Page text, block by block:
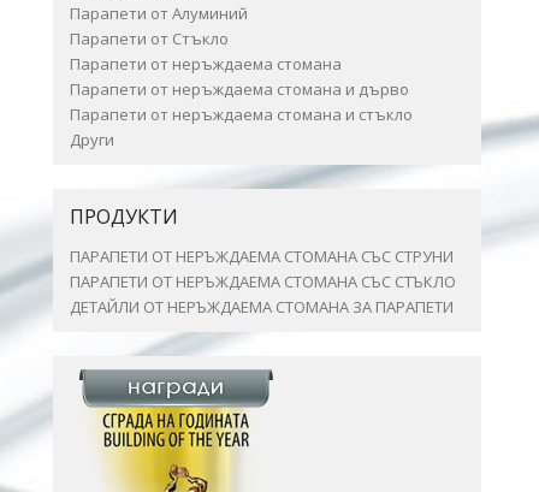
Парапети от Алуминий
Парапети от Стъкло
Парапети от неръждаема стомана
Парапети от неръждаема стомана и дърво
Парапети от неръждаема стомана и стъкло
Други
ПРОДУКТИ
ПАРАПЕТИ ОТ НЕРЪЖДАЕМА СТОМАНА СЪС СТРУНИ
ПАРАПЕТИ ОТ НЕРЪЖДАЕМА СТОМАНА СЪС СТЪКЛО
ДЕТАЙЛИ ОТ НЕРЪЖДАЕМА СТОМАНА ЗА ПАРАПЕТИ